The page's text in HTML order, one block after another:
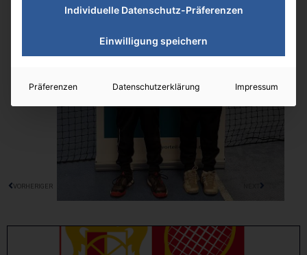
VORHERIGER
Individuelle Datenschutz-Präferenzen
Einwilligung speichern
Präferenzen Datenschutzerklärung Impressum